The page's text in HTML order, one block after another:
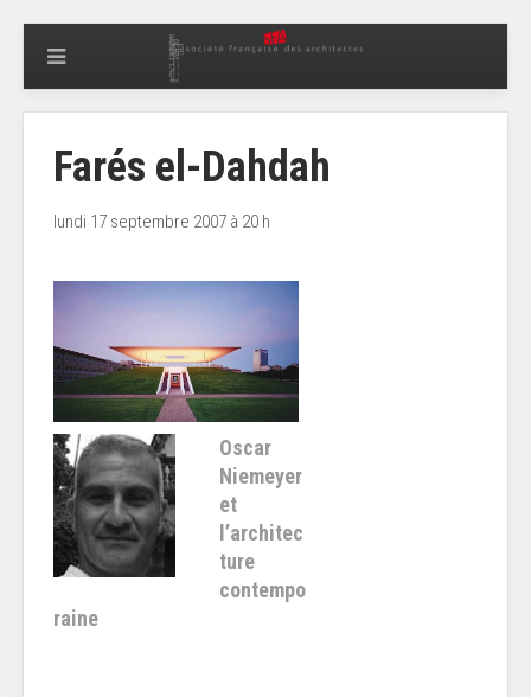
Farés el-Dahdah
lundi 17 septembre 2007 à 20 h
Oscar
Niemeyer
et
l’architec
ture
contempo
raine